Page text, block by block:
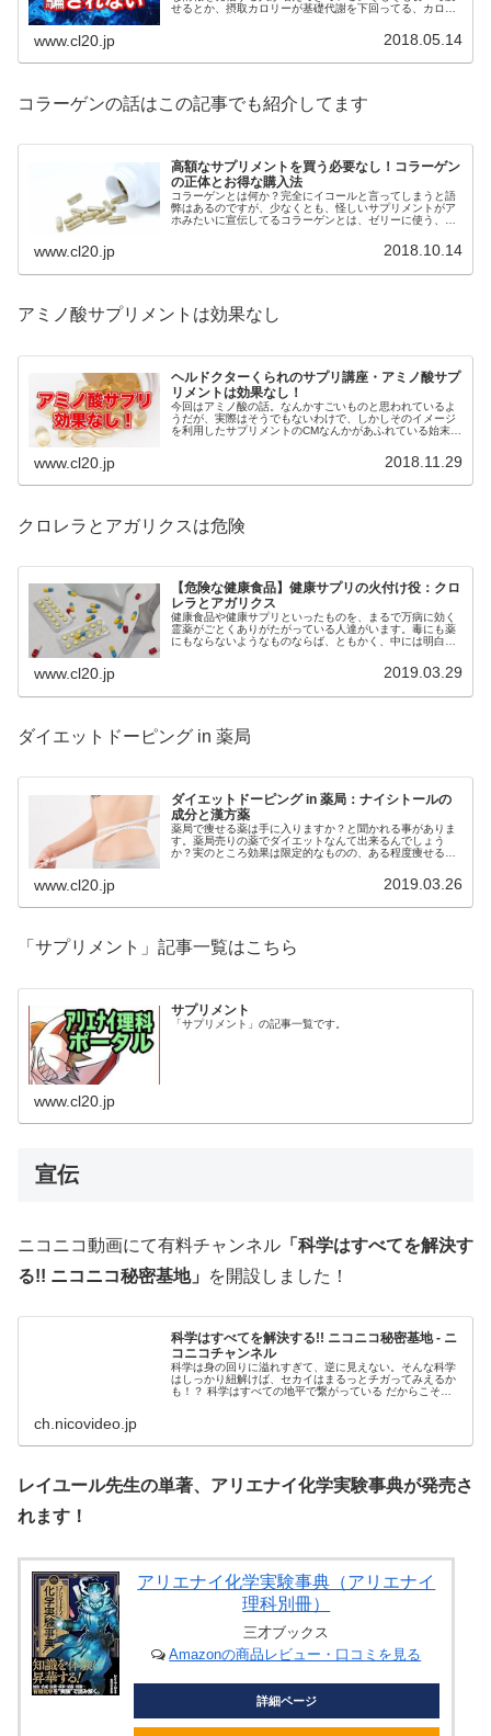
せるとか、摂取カロリーが基礎代謝を下回ってる、カロリ
www.cl20.jp 2018.05.14
コラーゲンの話はこの記事でも紹介してます
高額なサプリメントを買う必要なし！コラーゲン
の正体とお得な購入法
コラーゲンとは何か？完全にイコールと言ってしまうと語
弊はあるのですが、少なくとも、怪しいサプリメントがア
ホみたいに宣伝してるコラーゲンとは、ゼリーに使う、ゼ
www.cl20.jp 2018.10.14
アミノ酸サプリメントは効果なし
ヘルドクターくられのサプリ講座・アミノ酸サプ
リメントは効果なし！
今回はアミノ酸の話。なんかすごいものと思われているよ
うだが、実際はそうでもないわけで、しかしそのイメージ
を利用したサプリメントのCMなんかがあふれている始末。
www.cl20.jp 2018.11.29
クロレラとアガリクスは危険
【危険な健康食品】健康サプリの火付け役：クロ
レラとアガリクス
健康食品や健康サプリといったものを、まるで万病に効く
霊薬がごとくありがたがっている人達がいます。毒にも薬
にもならないようなものならば、ともかく、中には明白な
www.cl20.jp 2019.03.29
ダイエットドーピング in 薬局
ダイエットドーピング in 薬局：ナイシトールの
成分と漢方薬
薬局で痩せる薬は手に入りますか？と聞かれる事がありま
す。薬局売りの薬でダイエットなんて出来るんでしょう
か？実のところ効果は限定的なものの、ある程度痩せる薬
www.cl20.jp 2019.03.26
「サプリメント」記事一覧はこちら
サプリメント
「サプリメント」の記事一覧です。
www.cl20.jp
宣伝
ニコニコ動画にて有料チャンネル 「科学はすべてを解決す
る!! ニコニコ秘密基地」
を開設しました！
科学はすべてを解決する!! ニコニコ秘密基地 - ニ
コニコチャンネル
科学は身の回りに溢れすぎて、逆に見えない。そんな科学
はしっかり紐解けば、セカイはまるっとチガってみえるか
も！？ 科学はすべての地平で繋がっている だからこそマ
ch.nicovideo.jp
レイユール先生の単著、アリエナイ化学実験事典が発売さ
れます！
アリエナイ化学実験事典（アリエナイ
理科別冊）
三才ブックス
Amazonの商品レビュー・口コミを見る
詳細ページ